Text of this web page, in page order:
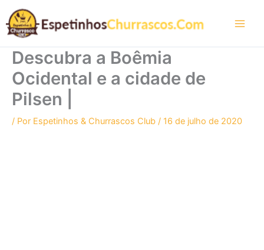
para
conteúdo
Descubra a Boêmia
Ocidental e a cidade de
Pilsen |
/ Por Espetinhos & Churrascos Club / 16 de julho de 2020